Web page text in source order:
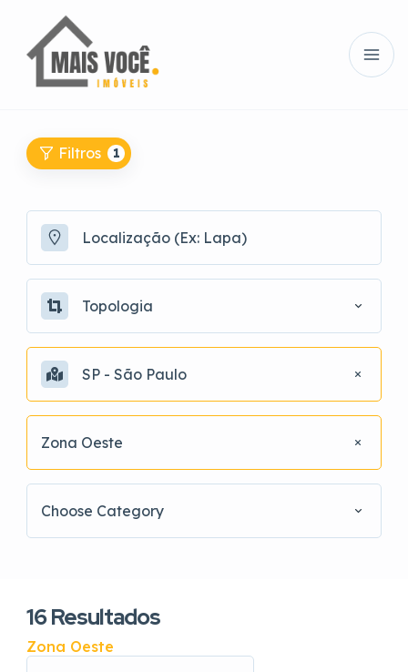
Filtros 1
Topologia
SP - São Paulo
Zona Oeste
Choose Category
16Resultados
Zona Oeste